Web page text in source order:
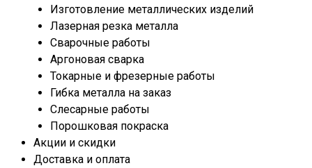
Изготовление металлических изделий
Лазерная резка металла
Сварочные работы
Аргоновая сварка
Токарные и фрезерные работы
Гибка металла на заказ
Слесарные работы
Порошковая покраска
Акции и скидки
Доставка и оплата